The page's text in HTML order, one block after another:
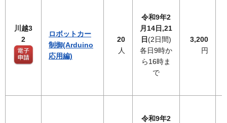
川越3
2
ロボットカー
制御(Arduino
応用編)
20
人
令和9年2
月14日,21
日(2日間)
各日9時か
ら16時ま
で
3,200
円
令和9年2